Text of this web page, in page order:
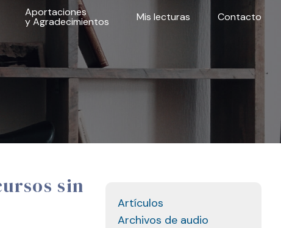
Aportaciones
y Agradecimientos Mis lecturas Contacto
sin
Artículos
Archivos de audio